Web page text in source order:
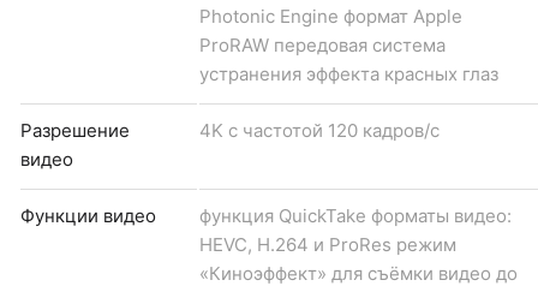
Photonic Engine формат Apple
ProRAW передовая система
устранения эффекта красных глаз
Разрешение
видео
4K с частотой 120 кадров/ с
Функции видео
функция QuickTake форматы видео:
HEVC, H.264 и ProRes режим
«Киноэффект» для съёмки видео до